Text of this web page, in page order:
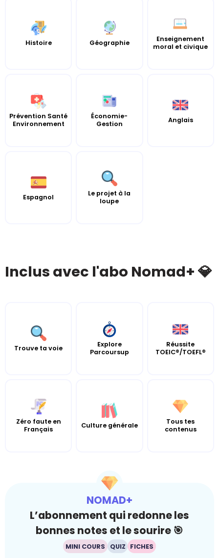
Histoire Géographie
Enseignement
moral et civique
Prévention Santé
Environnement
Économie-
Gestion
Anglais
Espagnol
Le projet à la
loupe
Inclus avec l'abo Nomad+ 💎
Trouve ta voie
Explore
Parcoursup
Réussite
TOEIC®/TOEFL®
Zéro faute en
Français
Culture générale
Tous tes
contenus
NOMAD+
L’abonnement qui redonne les
bonnes notes et le sourire 🎯
MINI COURS QUIZ FICHES